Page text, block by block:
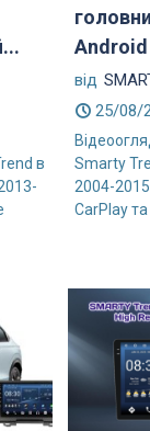
в
Android
від
25/08/
Smarty
2004-
CarPlay